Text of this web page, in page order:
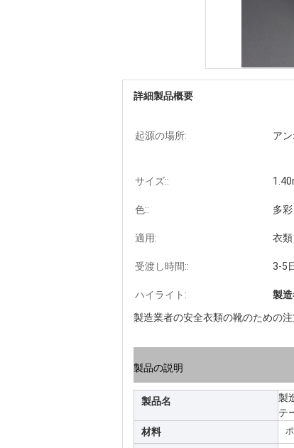
詳細製品概要
起源の場所: ア
サイズ::
色:: 多彩
適用: 衣類
受渡し時間:: 3-5
ハイライト: 製
製造業者の安全衣類の靴のための
製品の説明
製品名
製
テ
材料